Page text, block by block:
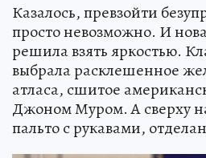
Казалось, превзойти
просто невозможно. И
решила взять яркостью.
выбрала расклешенное
атласа, сшитое
Джоном Муром. А сверху
пальто с рукавами,